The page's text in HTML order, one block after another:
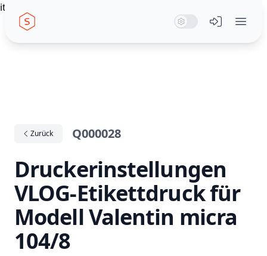
itemscope itemtype="https://schema.org/WebPage"
Seiwert GmbH
System Mode
Light Mode
Dark Mode
Menü
Zurück Q000028
Druckerinstellungen
VLOG-Etikettdruck für
Modell Valentin micra
104/8